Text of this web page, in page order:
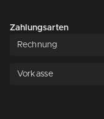
Zahlungsarten
Rechnung
Vorkasse